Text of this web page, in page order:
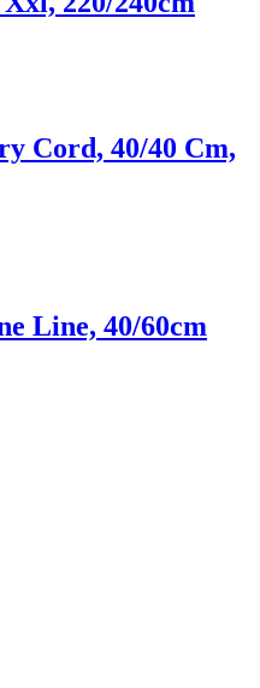
Cord, 40/40 Cm,
Line, 40/60cm